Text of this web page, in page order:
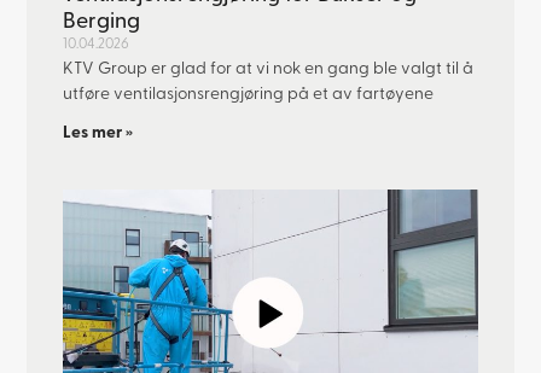
Berging
10.04.2026
KTV Group er glad for at vi nok en gang ble valgt til å
utføre ventilasjonsrengjøring på et av fartøyene
Les mer »